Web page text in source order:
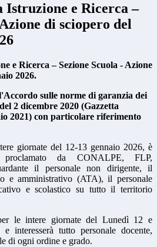
Istruzione e Ricerca –
di sciopero del
e Ricerca – Sezione Scuola - Azione
2026.
sulle norme di garanzia dei
2 dicembre 2020 (Gazzetta
2021) con particolare riferimento
giornate del 12-13 gennaio 2026, è
da CONALPE, FLP,
il personale non dirigente, il
e amministrativo (ATA), il personale
e scolastico su tutto il territorio
le intere giornate del Lunedì 12 e
interesserà tutto personale docente,
di ogni ordine e grado.